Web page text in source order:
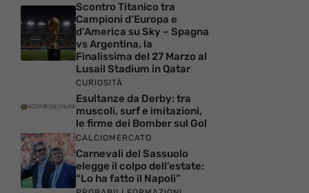
Scontro Titanico tra
Campioni d’Europa e
d’America su Sky – Spagna
vs Argentina, la
Finalissima del 27 Marzo al
Lusail Stadium in Qatar
CURIOSITÀ
Esultanze da Derby: tra
muscoli, surf e imitazioni,
le firme dei Bomber sul Gol
CALCIOMERCATO
Carnevali del Sassuolo
elegge il colpo dell’estate:
“Lo ha fatto il Napoli”